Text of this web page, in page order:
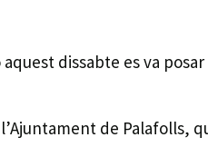
dissabte es va
de Palafolls,